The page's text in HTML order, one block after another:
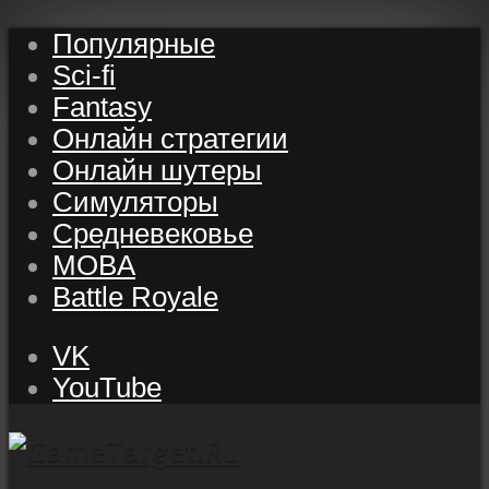
Популярные
Sci-fi
Fantasy
Онлайн стратегии
Онлайн шутеры
Симуляторы
Средневековье
MOBA
Battle Royale
VK
YouTube